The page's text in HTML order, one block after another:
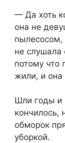
— Да хоть
она не
пылесосом,
не слушала
потому что
жили, и она
Шли годы и
кончилось,
обморок
уборкой.